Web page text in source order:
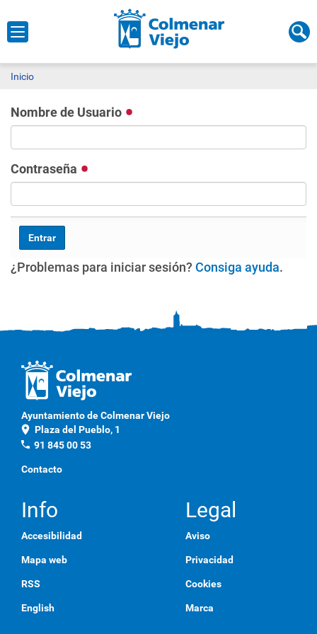
Inicio
Nombre de Usuario
Contraseña
¿Problemas para iniciar sesión? Consiga ayuda.
Ayuntamiento de Colmenar Viejo
location_on Plaza del Pueblo, 1
phone 91 845 00 53
Contacto
Info
Accesibilidad
Mapa web
RSS
English
Legal
Aviso
Privacidad
Cookies
Marca